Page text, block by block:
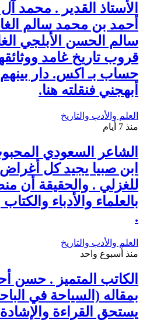
الأستاذ القدير . محمد
أحمد بن محمد سالم
سالم الحسن الأبلجي
قروب تاريخ غامد
حساب بـ اكس. دار بينهم
أبهجني فنقلته هنا.
العلم والأدب والتاريخ
منذ 7 أيام
الشاعر السعودي
ابن صبيا يجيد كل
للغزلي . والحقيقة أن
بالعلماء والأدباء
.
العلم والأدب والتاريخ
منذ أسبوع واحد
الكاتب المتميز . حسن
بمقاله (السياحة في
يستحق القراءة